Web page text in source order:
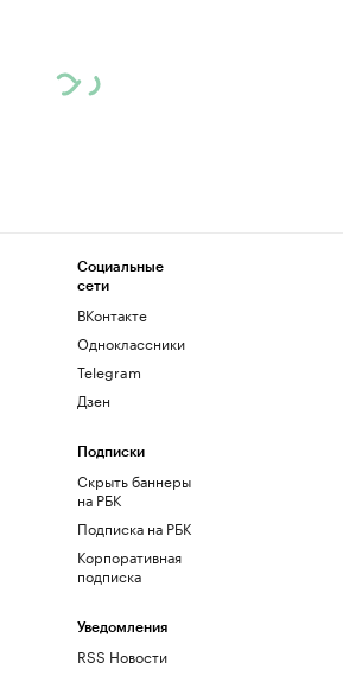
Социальные
сети
ВКонтакте
Одноклассники
Telegram
Дзен
Подписки
Скрыть баннеры
на РБК
Подписка на РБК
Корпоративная
подписка
Уведомления
RSS Новости